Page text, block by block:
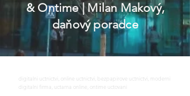
& Ontime| Milan Makový,
daňový poradce
digitalni uctnictvi, online uctnictvi, bezpapirove uctnictvi, moderni
digitalni firma, uctarna online, ontime uctovani